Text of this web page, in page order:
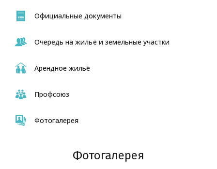
Официальные документы
Очередь на жильё и земельные участки
Арендное жильё
Профсоюз
Фотогалерея
Фотогалерея